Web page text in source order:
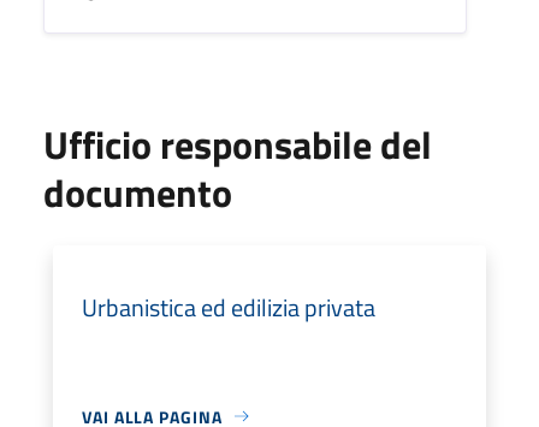
Ufficio responsabile del
documento
Urbanistica ed edilizia privata
VAI ALLA PAGINA